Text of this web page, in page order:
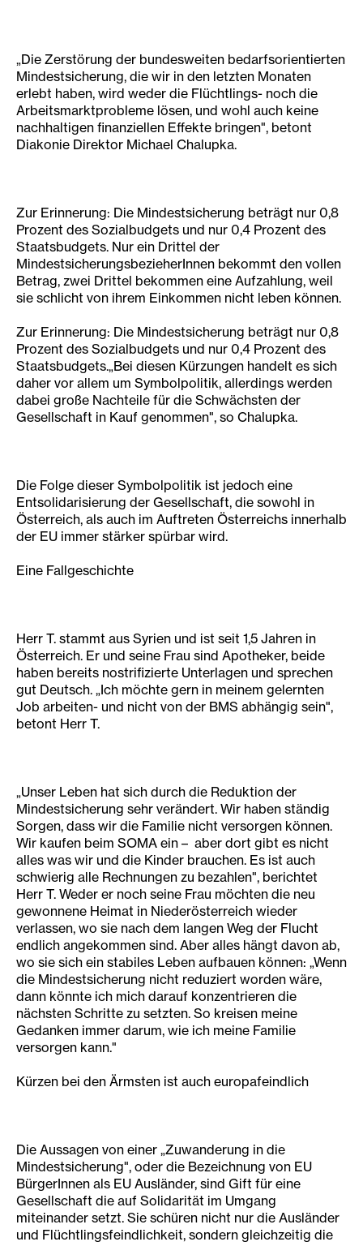
„Die Zerstörung der bundesweiten bedarfsorientierten
Mindestsicherung, die wir in den letzten Monaten
erlebt haben, wird weder die Flüchtlings- noch die
Arbeitsmarktprobleme lösen, und wohl auch keine
nachhaltigen finanziellen Effekte bringen", betont
Diakonie Direktor Michael Chalupka.
Zur Erinnerung: Die Mindestsicherung beträgt nur 0,8
Prozent des Sozialbudgets und nur 0,4 Prozent des
Staatsbudgets. Nur ein Drittel der
MindestsicherungsbezieherInnen bekommt den vollen
Betrag, zwei Drittel bekommen eine Aufzahlung, weil
sie schlicht von ihrem Einkommen nicht leben können.
Zur Erinnerung: Die Mindestsicherung beträgt nur 0,8
Prozent des Sozialbudgets und nur 0,4 Prozent des
Staatsbudgets.„Bei diesen Kürzungen handelt es sich
daher vor allem um Symbolpolitik, allerdings werden
dabei große Nachteile für die Schwächsten der
Gesellschaft in Kauf genommen", so Chalupka.
Die Folge dieser Symbolpolitik ist jedoch eine
Entsolidarisierung der Gesellschaft, die sowohl in
Österreich, als auch im Auftreten Österreichs innerhalb
der EU immer stärker spürbar wird.
Eine Fallgeschichte
Herr T. stammt aus Syrien und ist seit 1,5 Jahren in
Österreich. Er und seine Frau sind Apotheker, beide
haben bereits nostrifizierte Unterlagen und sprechen
gut Deutsch. „Ich möchte gern in meinem gelernten
Job arbeiten- und nicht von der BMS abhängig sein",
betont Herr T.
„Unser Leben hat sich durch die Reduktion der
Mindestsicherung sehr verändert. Wir haben ständig
Sorgen, dass wir die Familie nicht versorgen können.
Wir kaufen beim SOMA ein – aber dort gibt es nicht
alles was wir und die Kinder brauchen. Es ist auch
schwierig alle Rechnungen zu bezahlen", berichtet
Herr T. Weder er noch seine Frau möchten die neu
gewonnene Heimat in Niederösterreich wieder
verlassen, wo sie nach dem langen Weg der Flucht
endlich angekommen sind. Aber alles hängt davon ab,
wo sie sich ein stabiles Leben aufbauen können: „Wenn
die Mindestsicherung nicht reduziert worden wäre,
dann könnte ich mich darauf konzentrieren die
nächsten Schritte zu setzten. So kreisen meine
Gedanken immer darum, wie ich meine Familie
versorgen kann."
Kürzen bei den Ärmsten ist auch europafeindlich
Die Aussagen von einer „Zuwanderung in die
Mindestsicherung", oder die Bezeichnung von EU
BürgerInnen als EU Ausländer, sind Gift für eine
Gesellschaft die auf Solidarität im Umgang
miteinander setzt. Sie schüren nicht nur die Ausländer
und Flüchtlingsfeindlichkeit, sondern gleichzeitig die